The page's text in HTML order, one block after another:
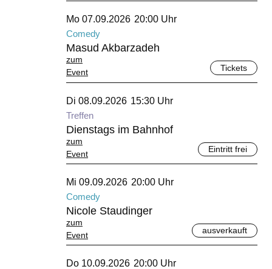
September 2026
Mo 07.09.2026 20:00 Uhr
Comedy
Tickets
Masud Akbarzadeh
zum
Event
September 2026
Di 08.09.2026 15:30 Uhr
Treffen
Eintritt frei
Dienstags im Bahnhof
zum
Event
September 2026
Mi 09.09.2026 20:00 Uhr
Comedy
ausverkauft
Nicole Staudinger
zum
Event
September 2026
Do 10.09.2026 20:00 Uhr